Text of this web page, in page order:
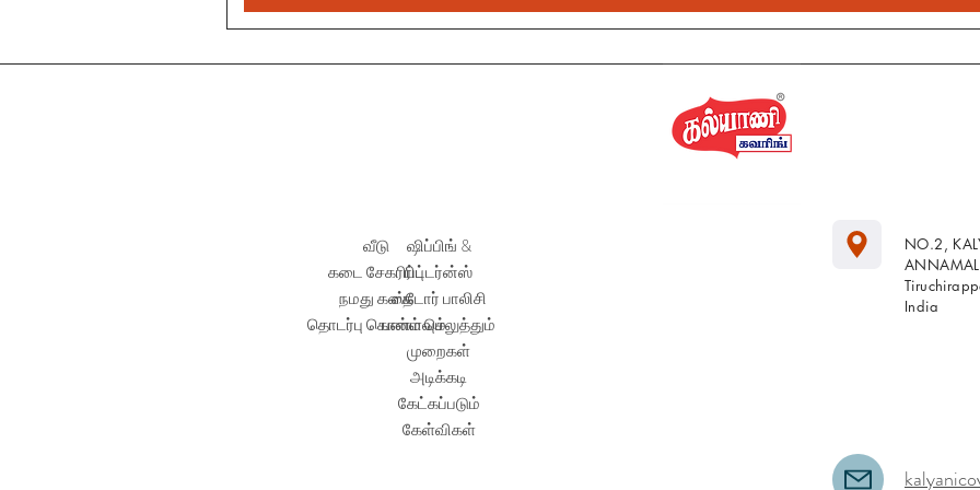
வீடு
கடை சேகரிப்பு
நமது கதை
தொடர்பு கொள்ளவும்
ஷிப்பிங் &
ரிட்டர்ன்ஸ்
ஸ்டோர் பாலிசி
பணம் செலுத்தும்
முறைகள்
அடிக்கடி
கேட்கப்படும்
கேள்விகள்
NO.2,
India